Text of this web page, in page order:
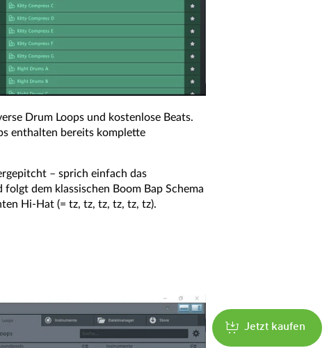
Drum Loops und kostenlose Beats.
enthalten bereits komplette
– sprich einfach das
dem klassischen Boom Bap Schema
Hi-Hat (= tz, tz, tz, tz, tz, tz).